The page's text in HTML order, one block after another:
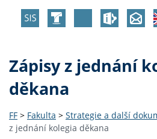
Zápisy z jednání
děkana
FF > Fakulta > Strategie a další
z jednání kolegia děkana